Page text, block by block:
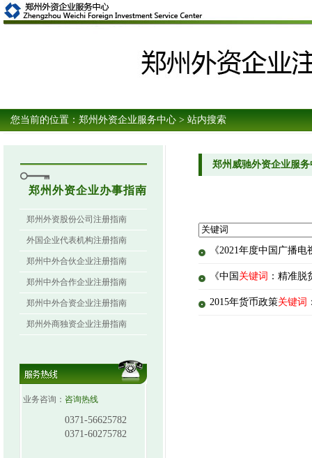
您当前的位置： 郑州外资企业服务中心 > 站内搜索
郑州外资企业办事指南
郑州外资股份公司注册指南
外国企业代表机构注册指南
郑州中外合伙企业注册指南
郑州中外合作企业注册指南
郑州中外合资企业注册指南
郑州外商独资企业注册指南
业务咨询： 咨询热线
0371-56625782
0371-60275782
郑州威驰外资企业服
《2021年度中国广播
《中国 关键词 ：精准
2015年货币政策关键词